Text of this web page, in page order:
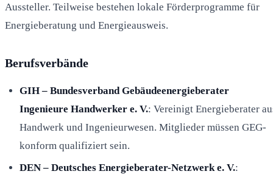
Aussteller. Teilweise bestehen lokale Förderprogramme für
Energieberatung und Energieausweis.
Berufsverbände
GIH – Bundesverband Gebäudeenergieberater
Ingenieure Handwerker e. V.: Vereinigt Energieberater
Handwerk und Ingenieurwesen. Mitglieder müssen GEG-
konform qualifiziert sein.
DEN – Deutsches Energieberater-Netzwerk e. V.: